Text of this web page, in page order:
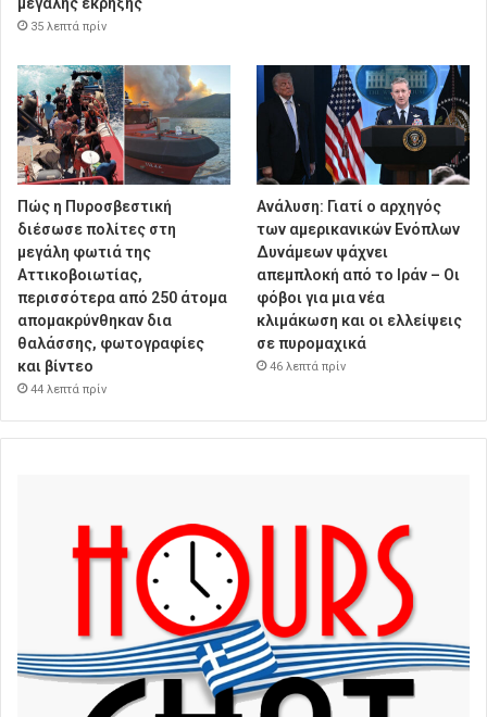
35 λεπτά πρίν
Πώς η Πυροσβεστική
διέσωσε πολίτες στη
μεγάλη φωτιά της
Αττικοβοιωτίας,
περισσότερα από 250 άτομα
απομακρύνθηκαν δια
θαλάσσης, φωτογραφίες
και βίντεο
44 λεπτά πρίν
Ανάλυση: Γιατί ο αρχηγός
των αμερικανικών Ενόπλων
Δυνάμεων ψάχνει
απεμπλοκή από το Ιράν – Οι
φόβοι για μια νέα
κλιμάκωση και οι ελλείψεις
σε πυρομαχικά
46 λεπτά πρίν